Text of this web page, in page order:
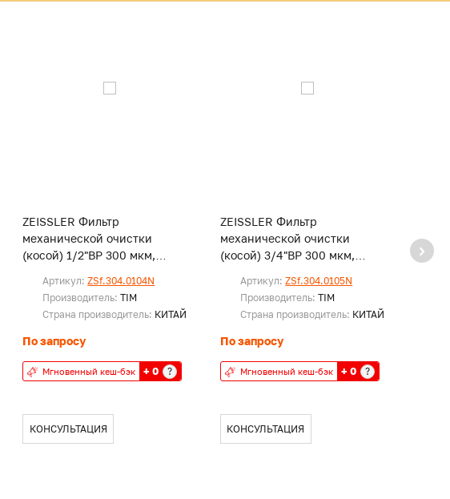
ZEISSLER Фильтр
механической очистки
(косой) 1/2"ВР 300 мкм,
Артикул:ZSf.304.0104N
Производитель:TIM
Страна производитель: КИТАЙ
По запросу
Мгновенный кеш-бэк + 0 ?
КОНСУЛЬТАЦИЯ
ZEISSLER Фильтр
механической очистки
(косой) 3/4"ВР 300 мкм,
Артикул:ZSf.304.0105N
Производитель:TIM
Страна производитель: КИТАЙ
По запросу
Мгновенный кеш-бэк + 0 ?
КОНСУЛЬТАЦИЯ